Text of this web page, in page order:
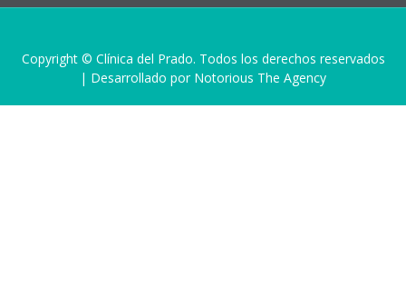
Copyright © Clínica del Prado. Todos los derechos reservados
| Desarrollado por Notorious The Agency